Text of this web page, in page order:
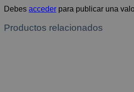
Debes acceder para publicar una
Productos relacionados